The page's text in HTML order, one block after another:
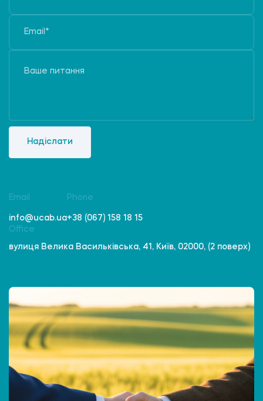
Надіслати
Email
info@ucab.ua
Phone
+38 (067) 158 18 15
Office
вулиця Велика Васильківська, 41, Київ, 02000, (2 поверх)